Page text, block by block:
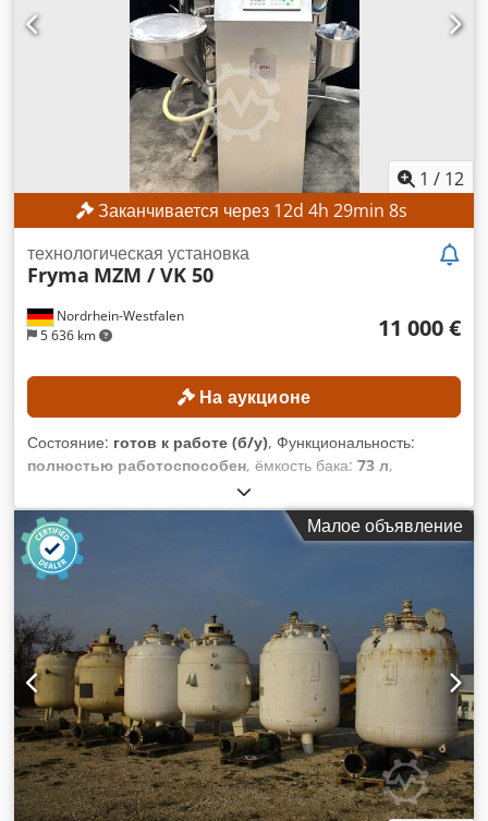
1 / 12
Заканчивается через 12d 4h 29min 6s
Nordrhein-Westfalen
5 636 km
технологическая установка
Fryma MZM / VK 50
11 000 €
На аукционе
Состояние: готов к работе (б/у), Функциональность:
полностью работоспособен, ёмкость бака: 73 л,
, общая длина:
общая ширина:1 500 мм, общая высота:2 000 мм,
Технологическая установка для производства кремов,
мазей и составов для суппозиториев Dcedpjzrfbbjfx Ag Hjk
Исполнение для пенообразующих продуктов
ТЕХНИЧЕСКИЕ ХАРАКТЕРИСТИКИ Полезный объем: 50 л
Общий объем: 73 л Минимальный объем заполнения: 10 л
Гомогенизатор Модель: Brienz RF 112 M-2 Мощность: 4 кВт
Скорость вращения: макс. 2850 об/мин Смеситель/скребок
Редуктор: SEW FAF 37 Скорость вращения: макс. 28 об/мин
ХАРАКТЕРИСТИКИ ОБОРУДОВАНИЯ Габаритные размеры:
1200 × 1500 × 2000 мм
Малое объявление